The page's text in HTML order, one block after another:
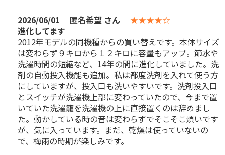
2026/06/01 匿名希望 さん
★★★★☆
進化してます
2012年モデルの同機種からの買い替えです。本体サイズ
は変わらず９キロから１２キロに容量もアップ。節水や
洗濯時間の短縮など、14年の間に進化していました。洗
剤の自動投入機能も追加。私は都度洗剤を入れて使う方
にしていますが、投入口も洗いやすいです。洗剤投入口
とスイッチが洗濯機上部に変わっていたので、今まで置
いていた洗濯籠を洗濯機の上に直接置くのは辞めまし
た。動かしている時の音は変わらずでそこそこ煩いです
が、気に入っています。まだ、乾燥は使っていないの
で、梅雨の時期が楽しみです。